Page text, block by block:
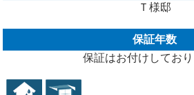
Ｔ様邸
保証年数
保証はお付けしてお